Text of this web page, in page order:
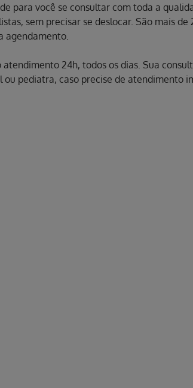
para você se consultar com toda a
sem precisar se deslocar. São mais de
agendamento.
24h, todos os dias. Sua
ou pediatra, caso precise de atendimento